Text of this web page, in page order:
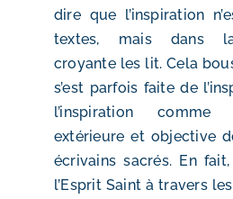
dire que l’inspiration
textes, mais dans
croyante les lit. Cela
s’est parfois faite de
l’inspiration
extérieure et objective
écrivains sacrés. En
l’Esprit Saint à travers